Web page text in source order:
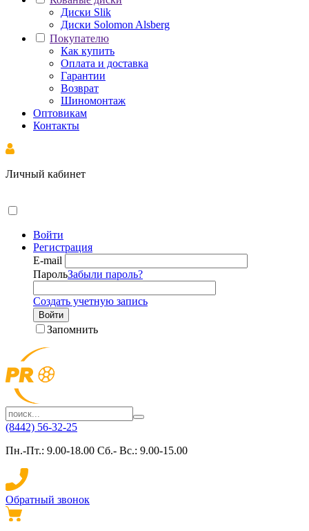
Диски Slik
Диски Solomon Alsberg
Покупателю
Как купить
Оплата и доставка
Гарантии
Возврат
Шиномонтаж
Оптовикам
Контакты
Личный кабинет
Войти
Регистрация
E-mail
ПарольЗабыли пароль?
Создать учетную запись
Войти
Запомнить
(8442) 56-32-25
Пн.-Пт.: 9.00-18.00 Сб.- Вс.: 9.00-15.00
Обратный звонок